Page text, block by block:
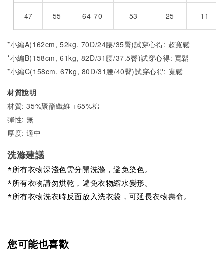
47 55 64-70 53 25 11
*小編A(162cm, 52kg, 70D/24腰/35臀)試穿心得: 超寬鬆
*小編B(158cm, 61kg, 82D/31腰/37.5臀)試穿心得: 寬鬆
*小編C(158cm, 67kg, 80D/31腰/40臀)試穿心得: 寬鬆
材質說明
材質: 35%聚酯纖維 +65%棉
彈性: 無
厚度: 適中
洗滌建議
*所有衣物深淺色需分開洗滌，避免染色。
*所有衣物請勿烘乾，避免衣物縮水變形。
*所有衣物洗衣時反面放入洗衣袋，可延長衣物壽命。
您可能也喜歡